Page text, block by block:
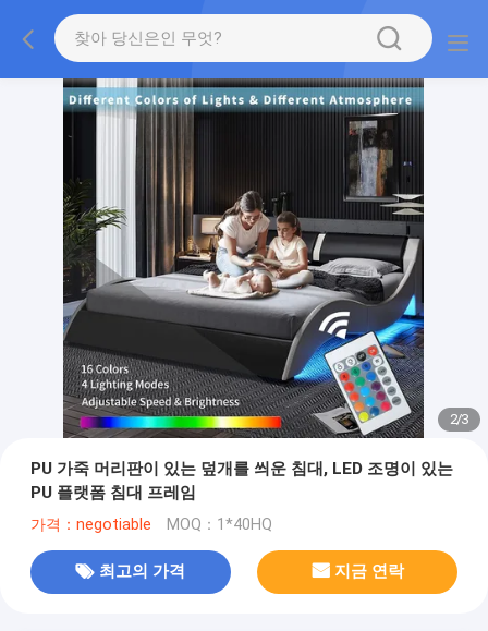
2/3
PU 가죽 머리판이 있는 덮개를 씌운 침대, LED 조명이 있는
PU 플랫폼 침대 프레임
가격：negotiable MOQ：1*40HQ
최고의 가격 지금 연락